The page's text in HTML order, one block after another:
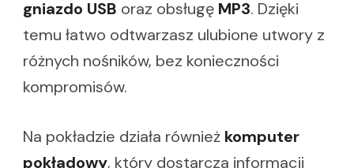
gniazdo USB oraz obsługę MP3. Dzięki
temu łatwo odtwarzasz ulubione utwory z
różnych nośników, bez konieczności
kompromisów.
Na pokładzie działa również komputer
pokładowy, który dostarcza informacji